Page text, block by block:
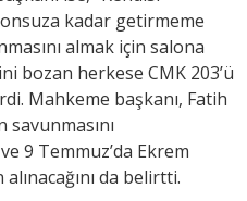
kadar getirmeme
almak için salona
bozan herkese CMK 203’ü
Mahkeme başkanı, Fatih
savunmasını
9 Temmuz’da Ekrem
da belirtti.